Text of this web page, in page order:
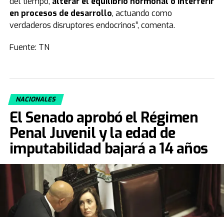
en procesos de desarrollo, actuando como
verdaderos disruptores endocrinos”, comenta.
Fuente: TN
NACIONALES
El Senado aprobó el Régimen
Penal Juvenil y la edad de
imputabilidad bajará a 14 años